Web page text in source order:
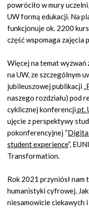
powróciło w mury
UW formą edukacji. Na
funkcjonuje ok. 2200
część wspomaga zajęcia
Więcej na temat wyzwań
na UW, ze szczególnym
jubileuszowej publikacji
naszego rozdziału) pod
cyklicznej konferencjipt.
ujęcie z perspektywy
pokonferencyjnej “
student experience”,
Transformation.
Rok 2021 przyniósł nam
humanistyki cyfrowej.
niesamowicie ciekawych